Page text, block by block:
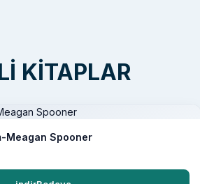
KITAPLAR
Meagan Spooner